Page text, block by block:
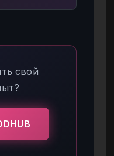
свой